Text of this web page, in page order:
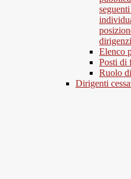
Elenco
Posti di
Ruolo
Dirigenti